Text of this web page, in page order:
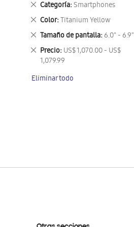
Categoría Smartphones
Eliminar
este
artículo
Color Titanium Yellow
Eliminar
este
artículo
Tamaño de pantalla 6.0" - 6.9"
Eliminar
este
artículo
Precio US$ 1,070.00 - US$
1,079.99
Eliminar
este
Eliminar todo